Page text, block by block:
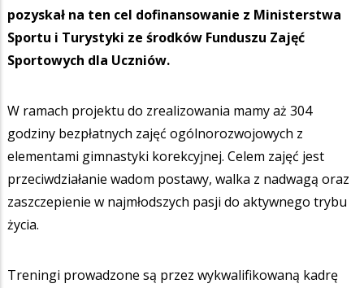
pozyskał na ten cel dofinansowanie z Ministerstwa
Sportu i Turystyki ze środków Funduszu Zajęć
Sportowych dla Uczniów.
W ramach projektu do zrealizowania mamy aż 304
godziny bezpłatnych zajęć ogólnorozwojowych z
elementami gimnastyki korekcyjnej. Celem zajęć jest
przeciwdziałanie wadom postawy, walka z nadwagą oraz
zaszczepienie w najmłodszych pasji do aktywnego trybu
życia.
Treningi prowadzone są przez wykwalifikowaną kadrę